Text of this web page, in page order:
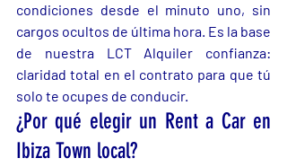
condiciones desde el minuto uno, sin
cargos ocultos de última hora. Es la base
de nuestra LCT Alquiler confianza:
claridad total en el contrato para que tú
solo te ocupes de conducir.
¿Por qué elegir un Rent a Car en
Ibiza Town local?